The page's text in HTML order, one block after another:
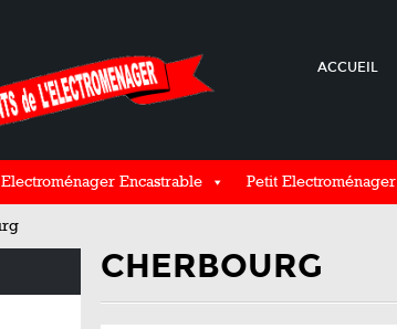
ACCUEIL
Electroménager Encastrable Petit Electroménager
CHERBOURG